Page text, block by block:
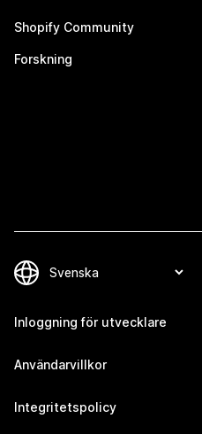
Shopify Community
Forskning
Inloggning för utvecklare
Användarvillkor
Integritetspolicy